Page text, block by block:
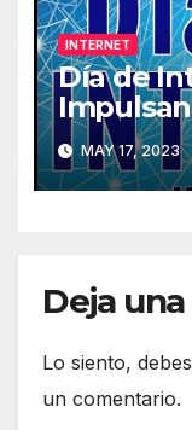
INTERNET
Día de
Digital
MAY 17, 2023
Deja
Lo siento,
un comentario.